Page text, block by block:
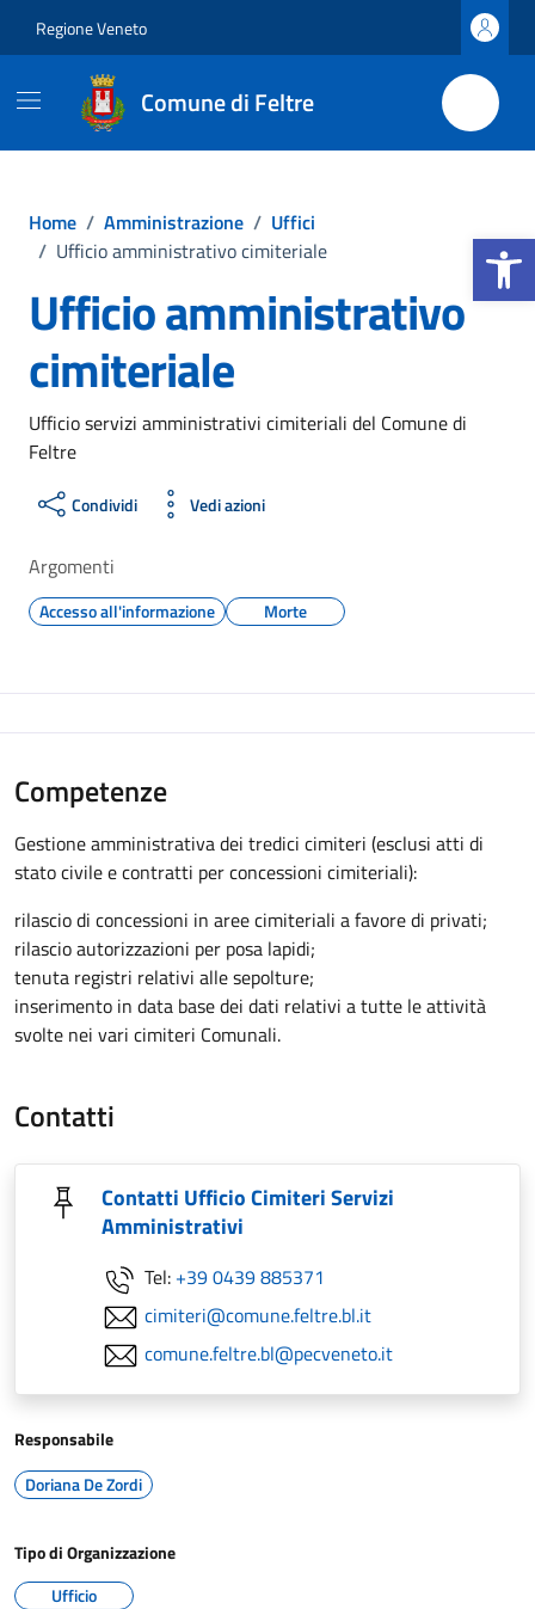
Apri la
Regione Veneto
Comune di Feltre
Home / Amministrazione / Uffici
/ Ufficio amministrativo cimiteriale
Ufficio amministrativo
cimiteriale
Ufficio servizi amministrativi cimiteriali del Comune di
Feltre
Condividi Vedi azioni
Argomenti
Accesso all'informazione Morte
Competenze
Gestione amministrativa dei tredici cimiteri (esclusi atti di
stato civile e contratti per concessioni cimiteriali):
rilascio di concessioni in aree cimiteriali a favore di privati;
rilascio autorizzazioni per posa lapidi;
tenuta registri relativi alle sepolture;
inserimento in data base dei dati relativi a tutte le attività
svolte nei vari cimiteri Comunali.
Contatti
Contatti Ufficio Cimiteri Servizi
Amministrativi
Tel: +39 0439 885371
cimiteri@comune.feltre.bl.it
comune.feltre.bl@pecveneto.it
Responsabile
Doriana De Zordi
Tipo di Organizzazione
Ufficio